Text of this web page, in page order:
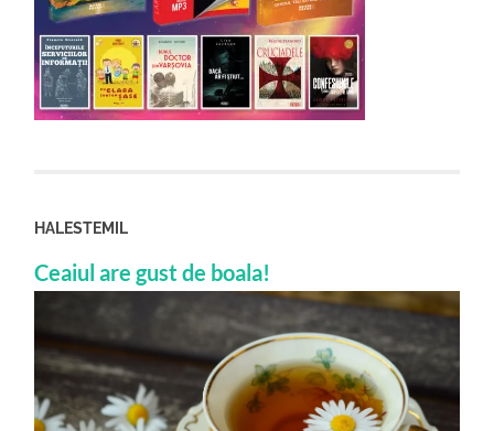
HALESTEMIL
Ceaiul are gust de boala!